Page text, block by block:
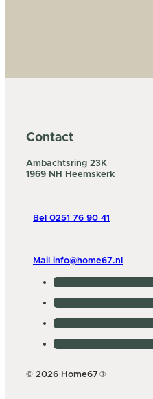
Contact
Ambachtsring 23K
1969 NH Heemskerk
Bel 0251 76 90 41
Mail info@home67.nl
© 2026 Home67 ®